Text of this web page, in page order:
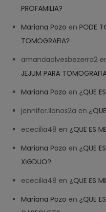
PROFAMILIA?
Mariana Pozo enPODE
TOMOGRAFIA?
amandaalvesbezerra2
JEJUM PARA
Mariana Pozo en ¿QUE
jennifer.llanos2a en
ececilia48 en ¿QUE ES
Mariana Pozo en ¿QUE
XIGDUO?
ececilia48 en ¿QUE ES
Mariana Pozo en ¿QUE